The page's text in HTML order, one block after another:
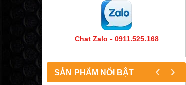
Chat Zalo - 0911.525.168
SẢN PHẨM NỔI BẬT ‹ ›